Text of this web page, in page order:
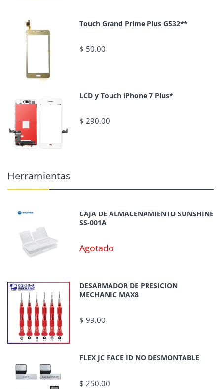
Touch Grand Prime Plus G532**
$ 50.00
LCD y Touch iPhone 7 Plus*
$ 290.00
Herramientas
CAJA DE ALMACENAMIENTO SUNSHINE
SS-001A
Agotado
DESARMADOR DE PRESICION
MECHANIC MAX8
$ 99.00
FLEX JC FACE ID NO DESMONTABLE
$ 250.00